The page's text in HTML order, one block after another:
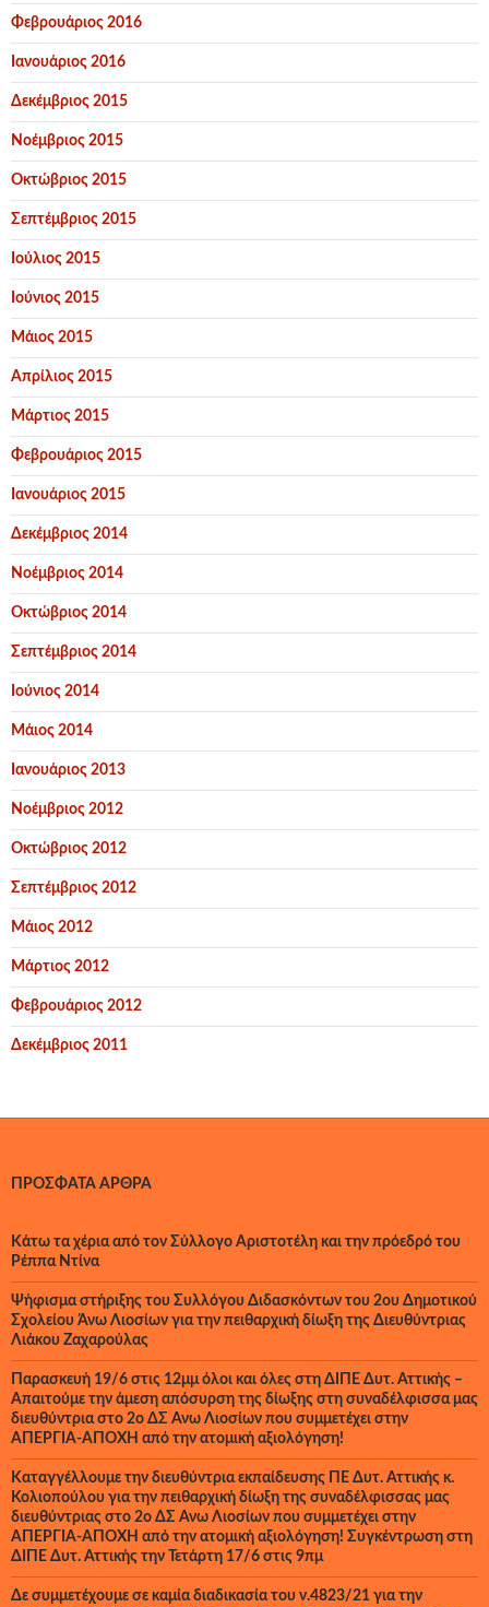
Φεβρουάριος 2016
Ιανουάριος 2016
Δεκέμβριος 2015
Νοέμβριος 2015
Οκτώβριος 2015
Σεπτέμβριος 2015
Ιούλιος 2015
Ιούνιος 2015
Μάιος 2015
Απρίλιος 2015
Μάρτιος 2015
Φεβρουάριος 2015
Ιανουάριος 2015
Δεκέμβριος 2014
Νοέμβριος 2014
Οκτώβριος 2014
Σεπτέμβριος 2014
Ιούνιος 2014
Μάιος 2014
Ιανουάριος 2013
Νοέμβριος 2012
Οκτώβριος 2012
Σεπτέμβριος 2012
Μάιος 2012
Μάρτιος 2012
Φεβρουάριος 2012
Δεκέμβριος 2011
ΠΡΌΣΦΑΤΑ ΆΡΘΡΑ
Κάτω τα χέρια από τον Σύλλογο Αριστοτέλη και την πρόεδρό του
Ρέππα Ντίνα
Ψήφισμα στήριξης του Συλλόγου Διδασκόντων του 2ου Δημοτικού
Σχολείου Άνω Λιοσίων για την πειθαρχική δίωξη της Διευθύντριας
Λιάκου Ζαχαρούλας
Παρασκευή 19/6 στις 12μμ όλοι και όλες στη ΔΙΠΕ Δυτ. Αττικής –
Απαιτούμε την άμεση απόσυρση της δίωξης στη συναδέλφισσα μας
διευθύντρια στο 2ο ΔΣ Άνω Λιοσίων που συμμετέχει στην
ΑΠΕΡΓΙΑ-ΑΠΟΧΗ από την ατομική αξιολόγηση!
Καταγγέλλουμε την διευθύντρια εκπαίδευσης ΠΕ Δυτ. Αττικής κ.
Κολιοπούλου για την πειθαρχική δίωξη της συναδέλφισσας μας
διευθύντριας στο 2ο ΔΣ Άνω Λιοσίων που συμμετέχει στην
ΑΠΕΡΓΙΑ-ΑΠΟΧΗ από την ατομική αξιολόγηση! Συγκέντρωση στη
ΔΙΠΕ Δυτ. Αττικής την Τετάρτη 17/6 στις 9πμ
Δε συμμετέχουμε σε καμία διαδικασία του ν.4823/21 για την